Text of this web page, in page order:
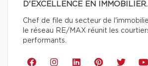
D'EXCELLENCE EN IMMOBILIER.
Chef de file du secteur de
le réseau RE/MAX réunit les
performants.